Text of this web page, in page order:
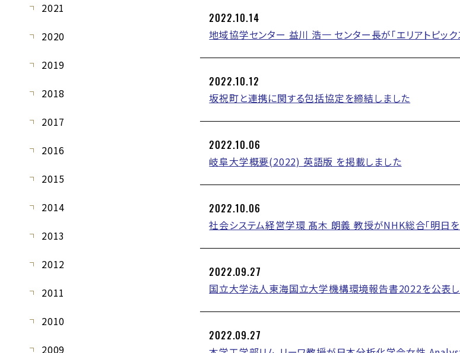
2022.10.14
地域協学センター 益川 浩一 センター長が「エリアトピック
2022.10.12
坂祝町と連携に関する包括協定を締結しました
2022.10.06
岐阜大学概要(2022) 英語版 を掲載しました
2022.10.06
社会システム経営学環 髙木 朗義 教授がNHK総合「明日を
2022.09.27
国立大学法人東海国立大学機構環境報告書2022を公表
2022.09.27
2021
2020
2019
2018
2017
2016
2015
2014
2013
2012
2011
2010
2009